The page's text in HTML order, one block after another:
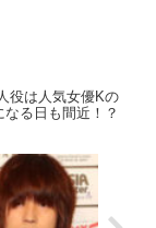
役は人気女優Kの
る日も間近！？